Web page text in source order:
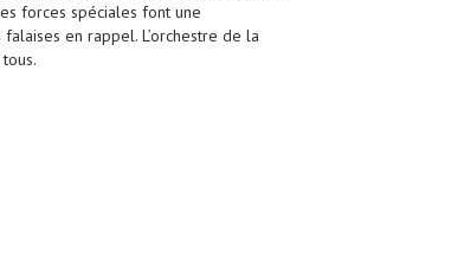
forces spéciales font une
en rappel. L’orchestre de la